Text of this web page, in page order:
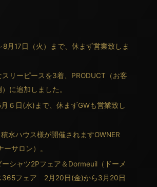
8月17日（火）まで、休まず営業致しま
リーピースを3着、PRODUCT（お客
に追加しました。
６日(水)まで、休まずGWも営業致し
水ハウス様が開催されますOWNER
ーサロン）。
シャツ2Pフェア＆Dormeuil（ドーメ
365フェア 2月20日(金)から3月20日